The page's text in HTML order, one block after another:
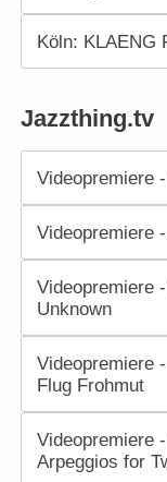
Köln: KLAENG
Jazzthing.tv
Videopremiere
Videopremiere
Videopremiere
Unknown
Videopremiere
Flug Frohmut
Videopremiere
Arpeggios for